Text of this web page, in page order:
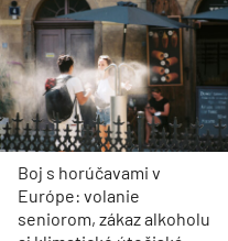
Boj s horúčavami v
Európe: volanie
seniorom, zákaz alkoholu